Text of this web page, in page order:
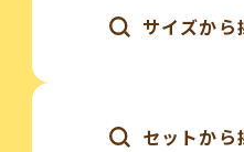
サイズから
セットから